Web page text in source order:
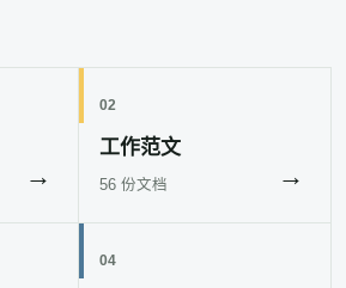
→
02
工作范文
56 份文档 →
04